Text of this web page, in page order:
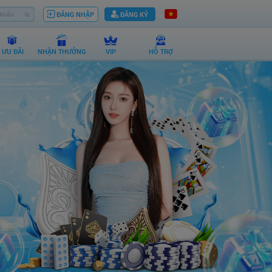
ĐĂNG NHẬP ĐĂNG KÝ
ƯU ĐÃI NHẬN THƯỞNG VIP HỖ TRỢ
th****** + 110,000,000 VNĐ
po****** +180,000,000VNĐ
po****** +178,000,000VNĐ